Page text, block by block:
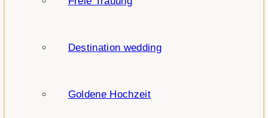
Destination wedding
Goldene Hochzeit